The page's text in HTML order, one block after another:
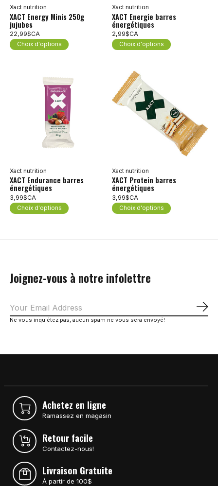
Xact nutrition
XACT Energy Minis 250g
jujubes
22,99$CA
Choix d'options
Xact nutrition
XACT Energie barres
énergétiques
2,99$CA
Choix d'options
Xact nutrition
XACT Endurance barres
énergétiques
3,99$CA
Choix d'options
Xact nutrition
XACT Protein barres
énergétiques
3,99$CA
Choix d'options
Joignez-vous à notre infolettre
Ne vous inquiétez pas, aucun spam ne vous sera envoyé!
Achetez en ligne
Ramassez en magasin
Retour facile
Contactez-nous!
Livraison Gratuite
À partir de 100$